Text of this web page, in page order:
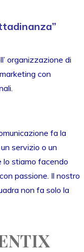
organizzazione di
con
fa la
servizio o un
lo stiamo facendo
passione. Il nostro
non fa solo la